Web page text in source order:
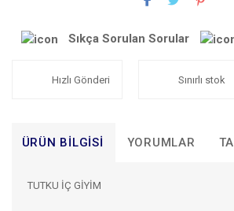
Sıkça Sorulan Sorular
Hızlı Gönderi Sınırlı stok
ÜRÜN BILGISI YORUMLAR
TUTKU İÇ GİYİM